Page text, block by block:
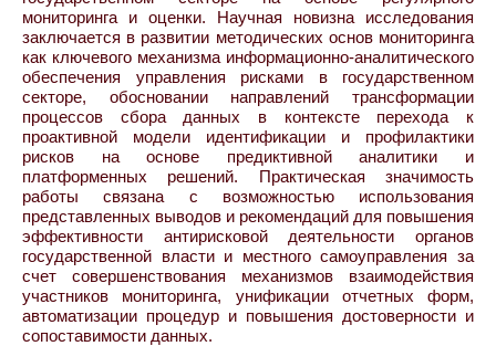
мониторинга и оценки. Научная новизна исследования
заключается в развитии методических основ мониторинга
как ключевого механизма информационно-аналитического
обеспечения управления рисками в государственном
секторе, обосновании направлений трансформации
процессов сбора данных в контексте перехода к
проактивной модели идентификации и профилактики
рисков на основе предиктивной аналитики и
платформенных решений. Практическая значимость
работы связана с возможностью использования
представленных выводов и рекомендаций для повышения
эффективности антирисковой деятельности органов
государственной власти и местного самоуправления за
счет совершенствования механизмов взаимодействия
участников мониторинга, унификации отчетных форм,
автоматизации процедур и повышения достоверности и
сопоставимости данных.